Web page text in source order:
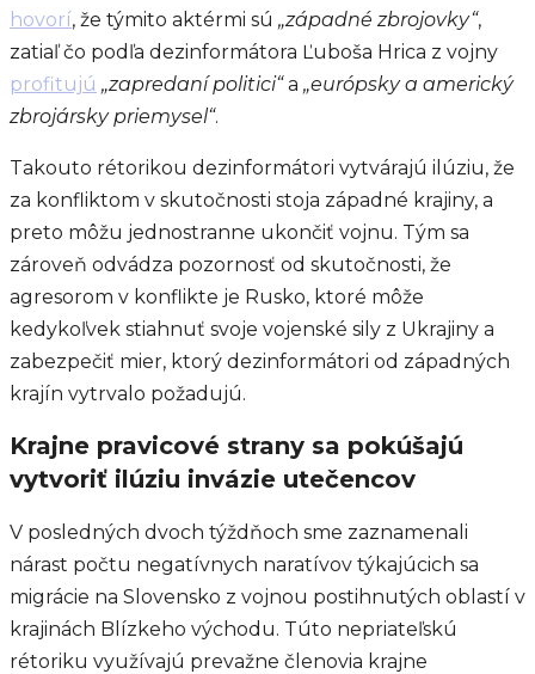
hovorí, že týmito aktérmi sú „západné zbrojovky“,
zatiaľ čo podľa dezinformátora Ľuboša Hrica z vojny
profitujú „zapredaní politici“a „európsky a americký
zbrojársky priemysel“.
Takouto rétorikou dezinformátori vytvárajú ilúziu, že
za konfliktom v skutočnosti stoja západné krajiny, a
preto môžu jednostranne ukončiť vojnu. Tým sa
zároveň odvádza pozornosť od skutočnosti, že
agresorom v konflikte je Rusko, ktoré môže
kedykoľvek stiahnuť svoje vojenské sily z Ukrajiny a
zabezpečiť mier, ktorý dezinformátori od západných
krajín vytrvalo požadujú.
Krajne pravicové strany sa pokúšajú
vytvoriť ilúziu invázie utečencov
V posledných dvoch týždňoch sme zaznamenali
nárast počtu negatívnych naratívov týkajúcich sa
migrácie na Slovensko z vojnou postihnutých oblastí v
krajinách Blízkeho východu. Túto nepriateľskú
rétoriku využívajú prevažne členovia krajne